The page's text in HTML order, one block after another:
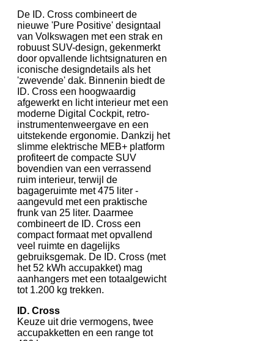
De ID. Cross combineert de
nieuwe 'Pure Positive' designtaal
van Volkswagen met een strak en
robuust SUV-design, gekenmerkt
door opvallende lichtsignaturen en
iconische designdetails als het
'zwevende' dak. Binnenin biedt de
ID. Cross een hoogwaardig
afgewerkt en licht interieur met een
moderne Digital Cockpit, retro-
instrumentenweergave en een
uitstekende ergonomie. Dankzij het
slimme elektrische MEB+ platform
profiteert de compacte SUV
bovendien van een verrassend
ruim interieur, terwijl de
bagageruimte met 475 liter -
aangevuld met een praktische
frunk van 25 liter. Daarmee
combineert de ID. Cross een
compact formaat met opvallend
veel ruimte en dagelijks
gebruiksgemak. De ID. Cross (met
het 52 kWh accupakket) mag
aanhangers met een totaalgewicht
tot 1.200 kg trekken.
ID. Cross
Keuze uit drie vermogens, twee
accupakketten en een range tot